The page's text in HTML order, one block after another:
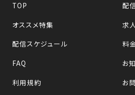
TOP
配
オススメ特集
求
配信スケジュール
料
FAQ
お
利用規約
お